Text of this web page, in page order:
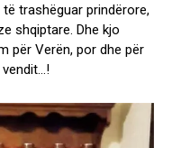
trashëguar prindërore,
shqiptare. Dhe kjo
për Verën, por dhe për